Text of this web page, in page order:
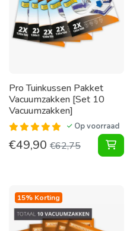
Pro Tuinkussen Pakket
Vacuumzakken [Set 10
Vacuumzakken]
Op voorraad
€49,90 €62,75
15% Korting